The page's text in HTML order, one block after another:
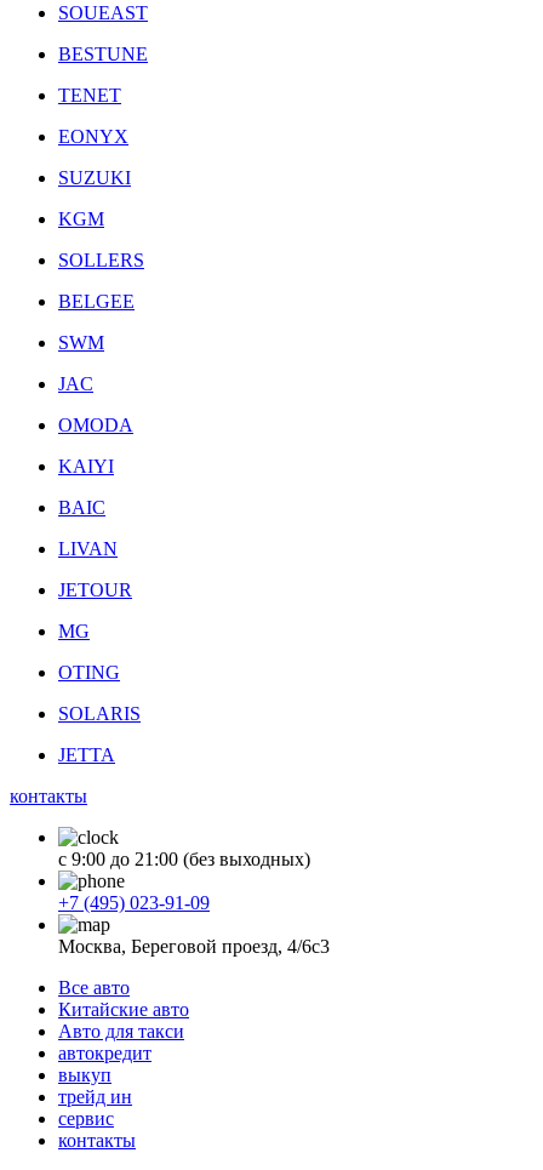
SOUEAST
BESTUNE
TENET
EONYX
SUZUKI
KGM
SOLLERS
BELGEE
SWM
JAC
OMODA
KAIYI
BAIC
LIVAN
JETOUR
MG
OTING
SOLARIS
JETTA
контакты
с 9:00 до 21:00 (без выходных)
+7 (495) 023-91-09
Москва, Береговой проезд, 4/6с3
Все авто
Китайские авто
Авто для такси
автокредит
выкуп
трейд ин
сервис
контакты